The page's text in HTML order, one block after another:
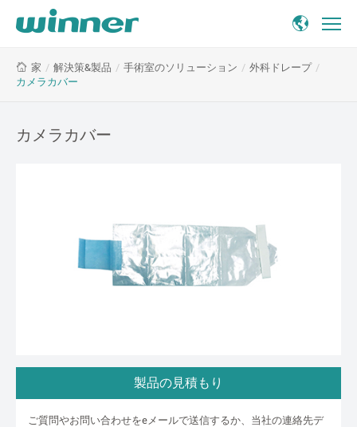
家 / 解決策&製品 / 手術室のソリューション / 外科ドレープ /
カメラカバー
カメラカバー
製品の見積もり
ご質問やお問い合わせをeメールで送信するか、当社の連絡先デ